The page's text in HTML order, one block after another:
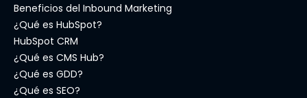
Beneficios del Inbound Marketing
¿Qué es HubSpot?
HubSpot CRM
¿Qué es CMS Hub?
¿Qué es GDD?
¿Qué es SEO?